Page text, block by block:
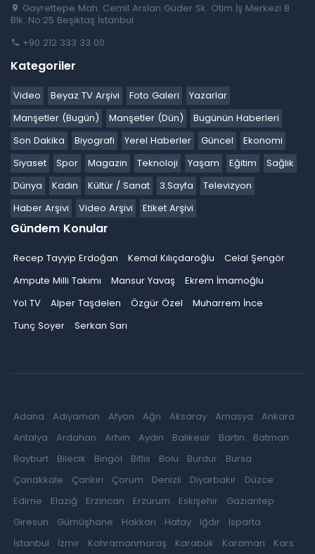
Gayrettepe Mah. Cemil Arslan Güder Sk. Otim İş Merkezi B
Blk. No:25 Beşiktaş İstanbul
+90 212 333 33 00
Kategoriler
Video Beyaz TV Arşivi Foto Galeri
Yazarlar
Manşetler (Bugün)
Manşetler (Dün)
Bugünün Haberleri
Son Dakika
Biyografi Yerel Haberler Güncel
Ekonomi
Siyaset
Spor Magazin Teknoloji Yaşam Eğitim
Sağlık
Dünya
Kadın Kültür / Sanat 3.Sayfa
Televizyon
Haber Arşivi
Video Arşivi Etiket Arşivi
Gündem Konular
Recep Tayyip Erdoğan Kemal Kılıçdaroğlu
Celal Şengör
Ampute Milli Takımı
Mansur Yavaş
Ekrem İmamoğlu
Yol TV
Alper Taşdelen Özgür Özel
Muharrem İnce
Tunç Soyer
Serkan Sarı
Adana Adıyaman Afyon Ağrı Aksaray Amasya
Ankara
Antalya
Ardahan Artvin Aydın Balıkesir Bartın
Batman
Bayburt
Bilecik Bingöl Bitlis Bolu Burdur
Bursa
Çanakkale
Çankırı Çorum Denizli Diyarbakır
Düzce
Edirne
Elazığ Erzincan Erzurum Eskişehir
Gaziantep
Giresun
Gümüşhane Hakkari Hatay Iğdır
Isparta
İstanbul
İzmir Kahramanmaraş Karabük Karaman Kars